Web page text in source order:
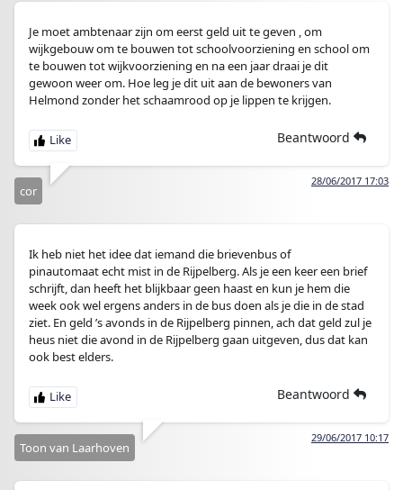
Je moet ambtenaar zijn om eerst geld uit te geven , om
wijkgebouw om te bouwen tot schoolvoorziening en school om
te bouwen tot wijkvoorziening en na een jaar draai je dit
gewoon weer om. Hoe leg je dit uit aan de bewoners van
Helmond zonder het schaamrood op je lippen te krijgen.
Beantwoord
28/06/2017 17:03
cor
Ik heb niet het idee dat iemand die brievenbus of
pinautomaat echt mist in de Rijpelberg. Als je een keer een brief
schrijft, dan heeft het blijkbaar geen haast en kun je hem die
week ook wel ergens anders in de bus doen als je die in de stad
ziet. En geld ’s avonds in de Rijpelberg pinnen, ach dat geld zul je
heus niet die avond in de Rijpelberg gaan uitgeven, dus dat kan
ook best elders.
Beantwoord
29/06/2017 10:17
Toon van Laarhoven